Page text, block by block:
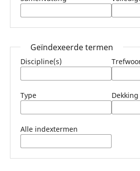
Geïndexeerde termen
Discipline(s)
Type Dekking
Alle indextermen